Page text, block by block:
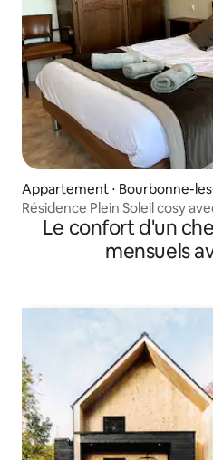
Appartement ⋅ Bourbonne-
Résidence Plein Soleil cosy
Le confort d'un
mensuels